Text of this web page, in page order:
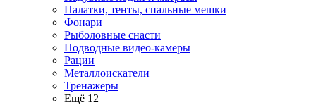
Палатки, тенты, спальные мешки
Фонари
Рыболовные снасти
Подводные видео-камеры
Рации
Металлоискатели
Тренажеры
Ещё 12